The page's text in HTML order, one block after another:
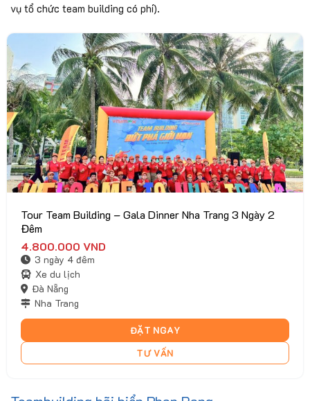
vụ tổ chức team building có phí).
ĐẶT NGAY
TƯ VẤN
Tour Team Building – Gala Dinner Nha Trang 3 Ngày 2
Đêm
4.800.000 VND
3 ngày 4 đêm
Xe du lịch
Đà Nẵng
Nha Trang